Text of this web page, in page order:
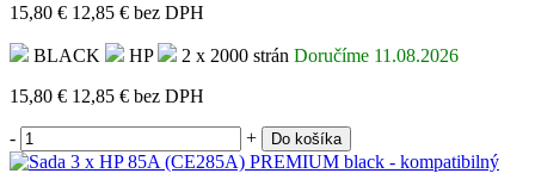
15,80 € 12,85 € bez DPH
BLACK HP 2 x 2000 strán Doručíme 11.08.2026
15,80 € 12,85 € bez DPH
- + Do košíka